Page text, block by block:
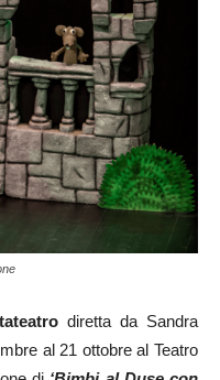
diretta da Sandra
al 21 ottobre al Teatro